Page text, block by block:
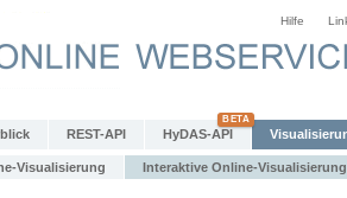
Hilfe
REST-API HyDAS-API
Visualisierung Interaktive Online-Visualisierung